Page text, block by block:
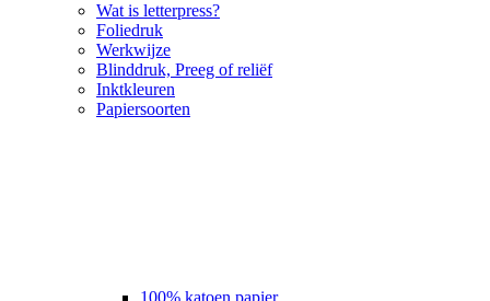
Wat is letterpress?
Foliedruk
Werkwijze
Blinddruk, Preeg of reliëf
Inktkleuren
Papiersoorten
100% katoen papier